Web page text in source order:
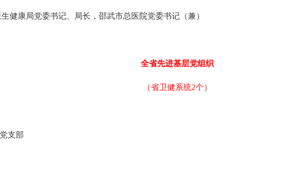
委书记、局长，邵武市总医院党委书记（兼）
全省先进基层党组织
（省卫健系统2个）
支部